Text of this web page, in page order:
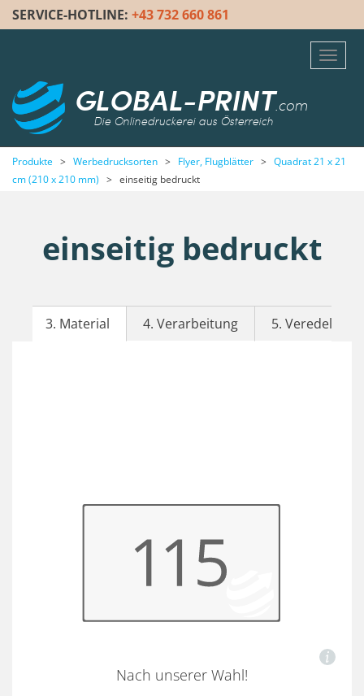
SERVICE-HOTLINE: +43 732 660 861
GLOBAL-PRINT.com
Die Onlinedruckerei aus Österreich
Produkte > Werbedrucksorten > Flyer, Flugblätter > Quadrat 21 x 21
cm (210 x 210 mm) > einseitig bedruckt
einseitig bedruckt
3. Material 4. Verarbeitung 5. Veredelung
Nach unserer Wahl!